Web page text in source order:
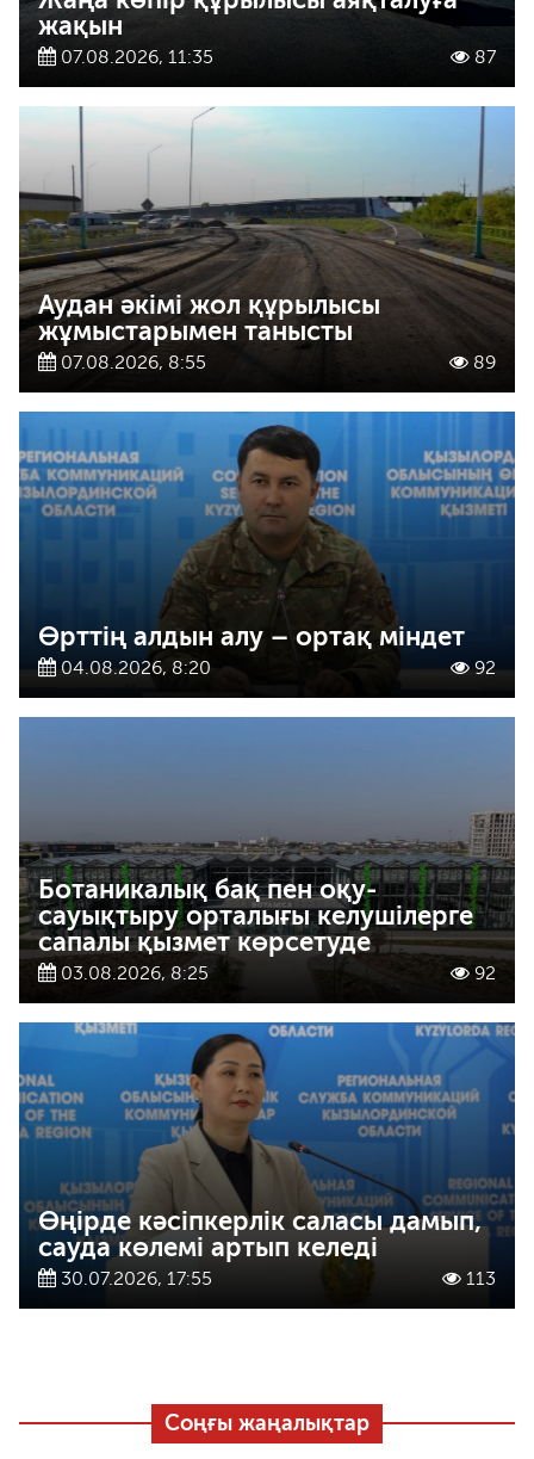
жақын
07.08.2026, 11:35 87
Аудан әкімі жол құрылысы
жұмыстарымен танысты
07.08.2026, 8:55 89
Өрттің алдын алу – ортақ міндет
04.08.2026, 8:20 92
Ботаникалық бақ пен оқу-
сауықтыру орталығы келушілерге
сапалы қызмет көрсетуде
03.08.2026, 8:25 92
Өңірде кәсіпкерлік саласы дамып,
сауда көлемі артып келеді
30.07.2026, 17:55 113
Соңғы жаңалықтар